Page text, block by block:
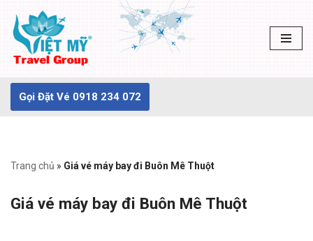
Chuyển
tới
dung
Gọi Đặt Vé 0918 234 072
Trang chủ » Giá vé máy bay đi Buôn Mê Thuột
Giá vé máy bay đi Buôn Mê Thuột